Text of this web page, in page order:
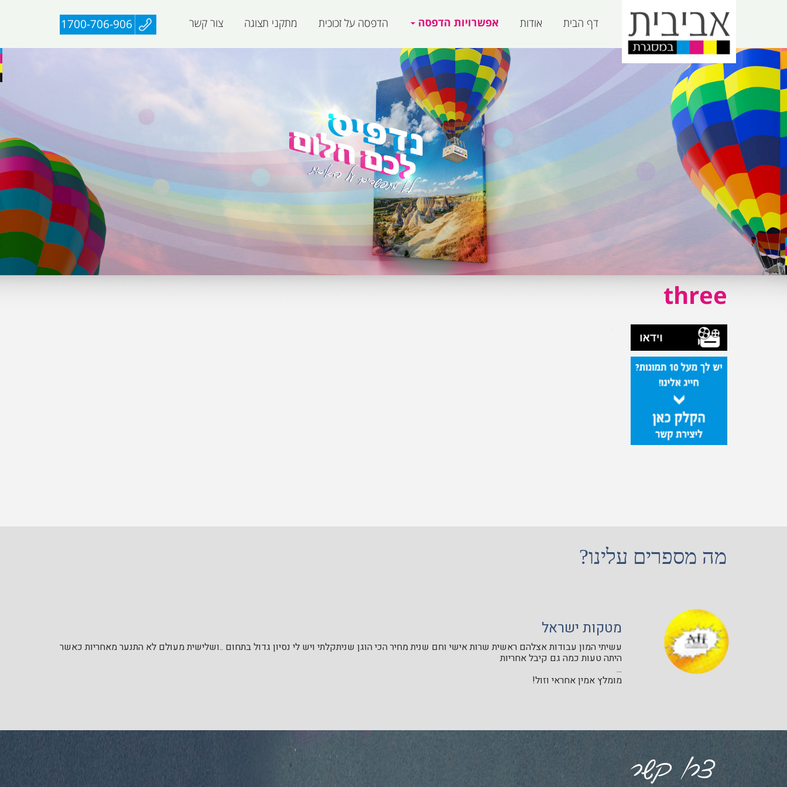
1700-706-906 דף הבית אודות אפשרויות הדפסה הדפסה על זכוכית מתקני תצוגה צור קשר
three
מה מספרים עלינו?
מטקות ישראל
עשיתי המון עבודות אצלהם ראשית שרות אישי וחם שנית מחיר הכי הוגן שניתקלתי ויש לי נסיון גדול בתחום ..ושלישית מעולם לא התנער מאחריות כאשר
היתה טעות כמה גם קיבל אחריות
...
מומלץ אמין אחראי וזול!